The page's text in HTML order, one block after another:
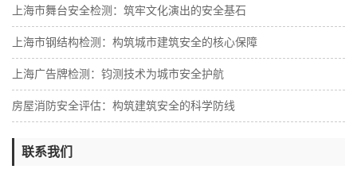
上海市舞台安全检测：筑牢文化演出的安全基石
上海市钢结构检测：构筑城市建筑安全的核心保障
‌上海广告牌检测：钧测技术为城市安全护航
房屋消防安全评估：构筑建筑安全的科学防线
联系我们